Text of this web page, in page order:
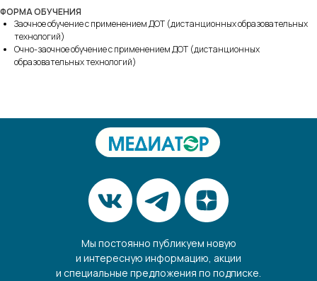
ФОРМА ОБУЧЕНИЯ
Заочное обучение с применением ДОТ (дистанционных образовательных
технологий)
Очно-заочное обучение с применением ДОТ (дистанционных
образовательных технологий)
Мы постоянно публикуем новую
и интересную информацию, акции
и специальные предложения по подписке.